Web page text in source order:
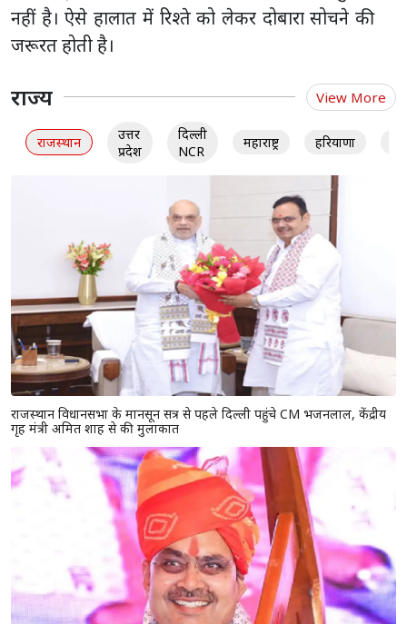
नहीं है। ऐसे हालात में रिश्ते को लेकर दोबारा सोचने की
जरूरत होती है।
राज्य View More
राजस्थान
उत्तर
प्रदेश
दिल्ली
NCR
महाराष्ट्र हरियाणा
राजस्थान विधानसभा के मानसून सत्र से पहले दिल्ली पहुंचे CM भजनलाल, केंद्रीय
गृह मंत्री अमित शाह से की मुलाकात